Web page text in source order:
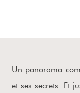
Un panorama
et ses secrets. Et